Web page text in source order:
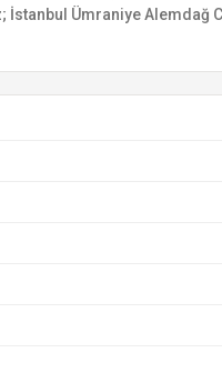
Ümraniye Alemdağ